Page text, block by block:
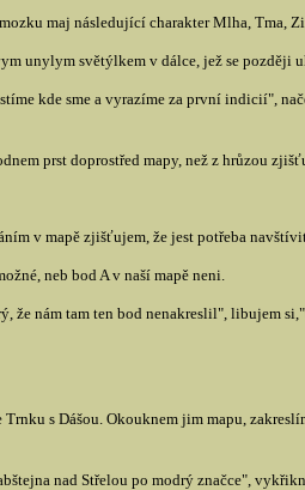
maj následující charakter Mlha, Tma,
unylym světýlkem v dálce, jež se později
kde sme a vyrazíme za první indicií",
prst doprostřed mapy, než z hrůzou
v mapě zjišťujem, že jest potřeba
neb bod A v naší mapě neni.
že nám tam ten bod nenakreslil", libujem
Trnku s Dášou. Okouknem jim mapu,
nad Střelou po modrý značce",